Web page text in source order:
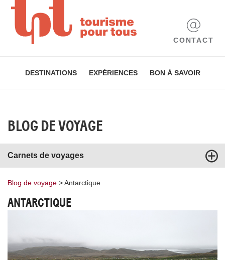
CONTACT
DESTINATIONS EXPÉRIENCES BON À SAVOIR
BLOG DE VOYAGE
Carnets de voyages
Blog de voyage >Antarctique
ANTARCTIQUE